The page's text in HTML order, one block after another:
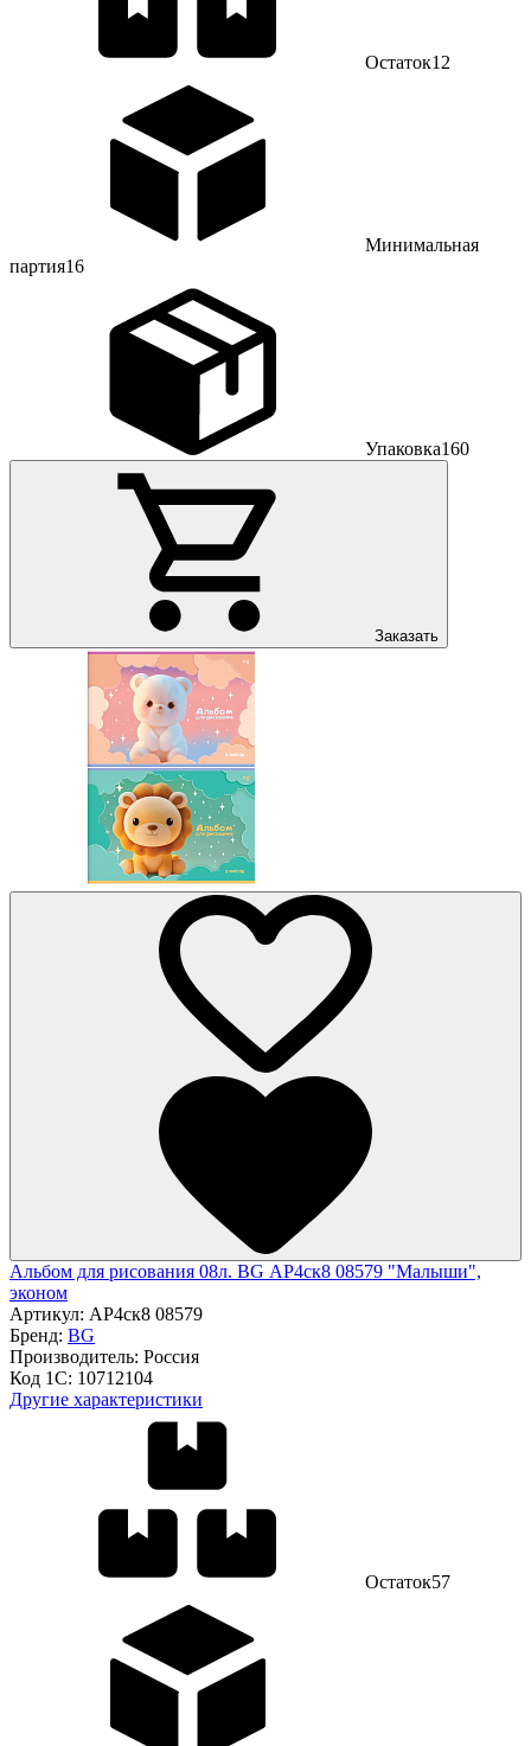
Остаток12
Минимальная
партия16
Упаковка160
Заказать
Альбом для рисования 08л. BG АР4ск8 08579 "Малыши",
эконом
Артикул: АР4ск8 08579
Бренд: BG
Производитель: Россия
Код 1С: 10712104
Другие характеристики
Остаток57